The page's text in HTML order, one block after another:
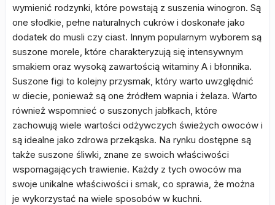
wymienić rodzynki, które powstają z suszenia winogron. Są
one słodkie, pełne naturalnych cukrów i doskonałe jako
dodatek do musli czy ciast. Innym popularnym wyborem są
suszone morele, które charakteryzują się intensywnym
smakiem oraz wysoką zawartością witaminy A i błonnika.
Suszone figi to kolejny przysmak, który warto uwzględnić
w diecie, ponieważ są one źródłem wapnia i żelaza. Warto
również wspomnieć o suszonych jabłkach, które
zachowują wiele wartości odżywczych świeżych owoców i
są idealne jako zdrowa przekąska. Na rynku dostępne są
także suszone śliwki, znane ze swoich właściwości
wspomagających trawienie. Każdy z tych owoców ma
swoje unikalne właściwości i smak, co sprawia, że można
je wykorzystać na wiele sposobów w kuchni.